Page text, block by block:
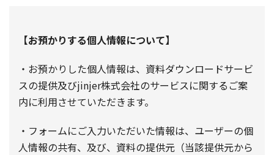
【お預かりする個人情報について】
・お預かりした個人情報は、資料ダウンロードサービ
スの提供及びjinjer株式会社のサービスに関するご案
内に利用させていただきます。
・フォームにご入力いただいた情報は、ユーザーの個
人情報の共有、及び、資料の提供元（当該提供元から